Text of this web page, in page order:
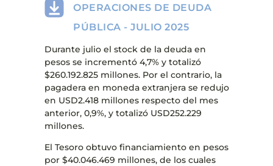
OPERACIONES DE DEUDA
PÚBLICA - JULIO 2025
Durante julio el stock de la deuda en
pesos se incrementó 4,7% y totalizó
$260.192.825 millones. Por el contrario, la
pagadera en moneda extranjera se redujo
en USD2.418 millones respecto del mes
anterior, 0,9%, y totalizó USD252.229
millones.
El Tesoro obtuvo financiamiento en pesos
por $40.046.469 millones, de los cuales